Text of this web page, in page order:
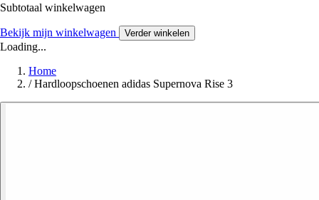
Subtotaal winkelwagen
Bekijk mijn winkelwagen Verder winkelen
Loading...
Home
/ Hardloopschoenen adidas Supernova Rise 3